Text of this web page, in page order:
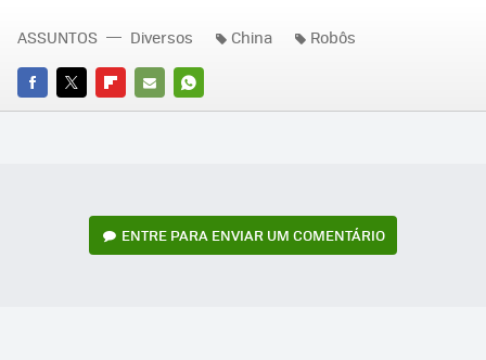
FACEBOOK
TWITTERFLIPBOARD
E-
WHATSAPP
ASSUNTOS Diversos China Robôs
ENTRE PARA ENVIAR UM COMENTÁRIO